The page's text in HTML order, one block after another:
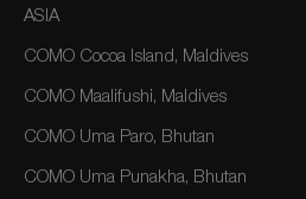
ASIA
COMO Cocoa Island, Maldives
COMO Maalifushi, Maldives
COMO Uma Paro, Bhutan
COMO Uma Punakha, Bhutan